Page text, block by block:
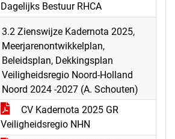
Dagelijks Bestuur RHCA
3.2 Zienswijze Kadernota 2025,
Meerjarenontwikkelplan,
Beleidsplan, Dekkingsplan
Veiligheidsregio Noord-Holland
Noord 2024 -2027 (A. Schouten)
CV Kadernota 2025 GR
Veiligheidsregio NHN